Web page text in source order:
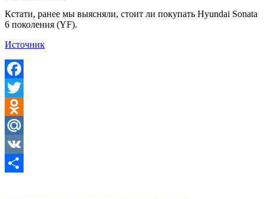
Кстати, ранее мы выясняли, стоит ли покупать Hyundai Sonata
6 поколения (YF).
Источник
Facebook
Twitter
Odnoklassniki
Mail.Ru
VK